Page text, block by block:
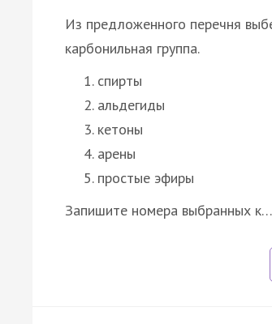
Из предложенного перечня
карбонильная группа.
спирты
альдегиды
кетоны
арены
простые эфиры
Запишите номера выбранных к…